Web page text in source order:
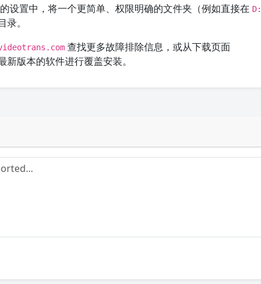
的设置中，将一个更简单、权限明确的文件夹（例如直接在 D:
。
查找更多故障排除信息，或从下载页面
新版本的软件进行覆盖安装。